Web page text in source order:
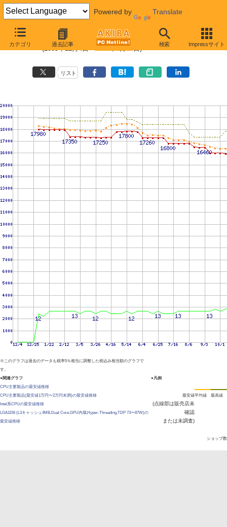
Powered by Translate
カテゴリ 過去記事 検索 Impressサイト
Core i5-650 (3.2GHz)の価格推移
(2009年12月4日〜2011年2月18日)
リスト
※このグラフは過去のデータも税率5％相当に調整した税込み相当額のグラフで
す。
●関連グラフ
CPU主要製品の最安値推移
CPU主要製品(最安値1万円〜2万円未満)の最安値推移
Intel系CPUの最安値推移
LGA1156 (L3キャッシュ4MB,Dual Core,GPU内蔵,Hyper-Threading,TDP 73〜87W)の
最安値推移
●凡例
最安値
(点線部は販売店未
確認
または未調査)
平均値 最高値
ショップ数